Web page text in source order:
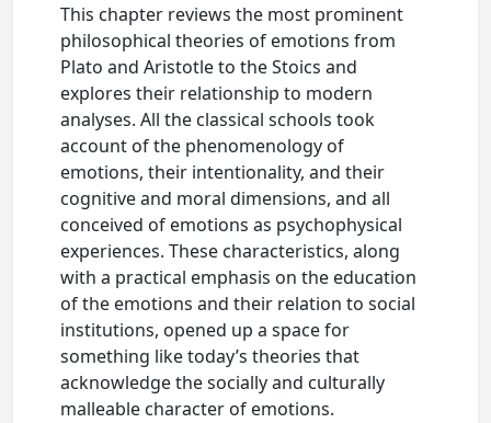
This chapter reviews the most prominent
philosophical theories of emotions from
Plato and Aristotle to the Stoics and
explores their relationship to modern
analyses. All the classical schools took
account of the phenomenology of
emotions, their intentionality, and their
cognitive and moral dimensions, and all
conceived of emotions as psychophysical
experiences. These characteristics, along
with a practical emphasis on the education
of the emotions and their relation to social
institutions, opened up a space for
something like today’s theories that
acknowledge the socially and culturally
malleable character of emotions.